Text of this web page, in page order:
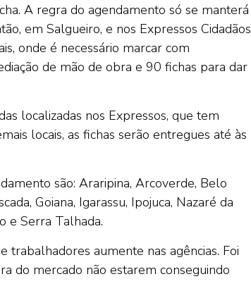
A regra do agendamento só se manterá
em Salgueiro, e nos Expressos Cidadãos
onde é necessário marcar com
de mão de obra e 90 fichas para dar
localizadas nos Expressos, que tem
locais, as fichas serão entregues até às
são: Araripina, Arcoverde, Belo
Goiana, Igarassu, Ipojuca, Nazaré da
e Serra Talhada.
aumente nas agências. Foi
do mercado não estarem conseguindo